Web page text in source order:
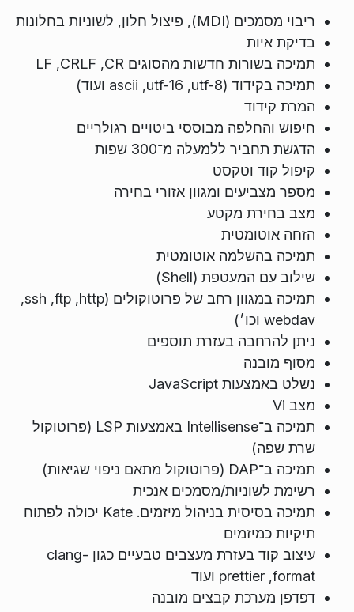
ריבוי מסמכים (MDI), פיצול חלון, לשוניות בחלונות
בדיקת איות
תמיכה בשורות חדשות מהסוגים CR,‏ CRLF,‏ LF
תמיכה בקידוד (utf-8,‏ utf-16,‏ ascii ועוד)
המרת קידוד
חיפוש והחלפה מבוססי ביטויים רגולריים
הדגשת תחביר ללמעלה מ־300 שפות
קיפול קוד וטקסט
מספר מצביעים ומגוון אזורי בחירה
מצב בחירת מקטע
הזחה אוטומטית
תמיכה בהשלמה אוטומטית
שילוב עם המעטפת (Shell)
תמיכה במגוון רחב של פרוטוקולים (http,‏ ftp,‏ ssh,‏
webdav וכו׳)
ניתן להרחבה בעזרת תוספים
מסוף מובנה
נשלט באמצעות JavaScript
מצב Vi
תמיכה ב־Intellisense באמצעות LSP (פרוטוקול
שרת שפה)
תמיכה ב־DAP (פרוטוקול מתאם ניפוי שגיאות)
רשימת לשוניות/מסמכים אנכית
תמיכה בסיסית בניהול מיזמים. Kate יכולה לפתוח
תיקיות כמיזמים
עיצוב קוד בעזרת מעצבים טבעיים כגון clang-
format,‏ prettier ועוד
דפדפן מערכת קבצים מובנה